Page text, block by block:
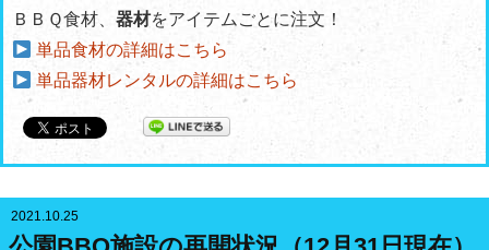
ＢＢＱ食材、 器材をアイテムごとに注文！
単品食材の詳細はこちら
単品器材レンタルの詳細はこちら
2021.10.25